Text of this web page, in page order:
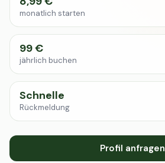
monatlich starten
99 €
jährlich buchen
Schnelle
Rückmeldung
Profil anfragen